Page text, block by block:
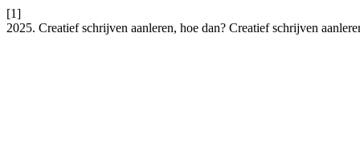
[1]
2025. Creatief schrijven aanleren, hoe dan? Creatief schrijven